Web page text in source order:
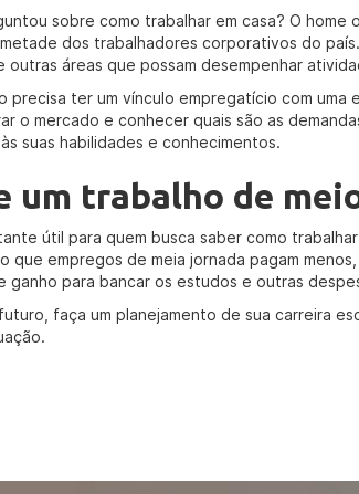
sobre como trabalhar em casa? O
dos trabalhadores corporativos do
outras áreas que possam desempenhar
precisa ter um vínculo empregatício com uma
o mercado e conhecer quais são as
suas habilidades e conhecimentos.
um trabalho de
útil para quem busca saber como
que empregos de meia jornada pagam
ganho para bancar os estudos e outras
faça um planejamento de sua carreira